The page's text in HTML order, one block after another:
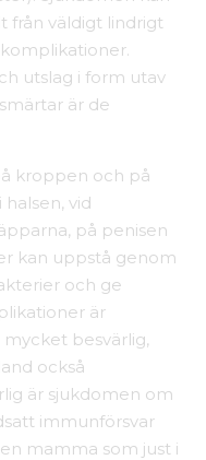
från väldigt lindrigt
utslag i form utav
är de
kroppen och på
vid
på penisen
kan uppstå genom
och ge
är
besvärlig,
också
är sjukdomen om
immunförsvar
mamma som just i